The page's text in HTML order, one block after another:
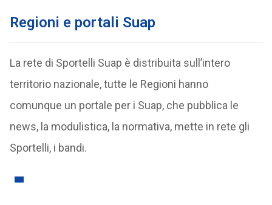
Regioni e portali Suap
La rete di Sportelli Suap è distribuita sull’intero
territorio nazionale, tutte le Regioni hanno
comunque un portale per i Suap, che pubblica le
news, la modulistica, la normativa, mette in rete gli
Sportelli, i bandi.